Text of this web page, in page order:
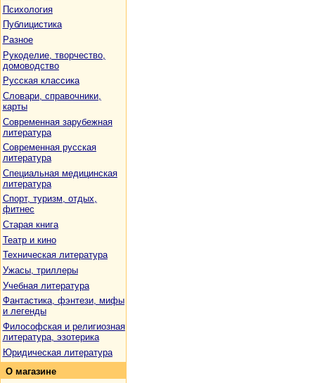
Психология
Публицистика
Разное
Рукоделие, творчество,
домоводство
Русская классика
Словари, справочники,
карты
Современная зарубежная
литература
Современная русская
литература
Специальная медицинская
литература
Спорт, туризм, отдых,
фитнес
Старая книга
Театр и кино
Техническая литература
Ужасы, триллеры
Учебная литература
Фантастика, фэнтези, мифы
и легенды
Философская и религиозная
литература, эзотерика
Юридическая литература
О магазине